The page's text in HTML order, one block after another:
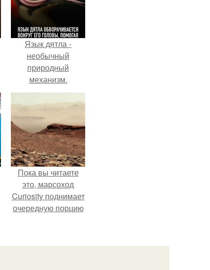
Язык дятла -
необычный
природный
механизм.
Пока вы читаете
это, марсоход
Curiosity поднимает
очередную порцию